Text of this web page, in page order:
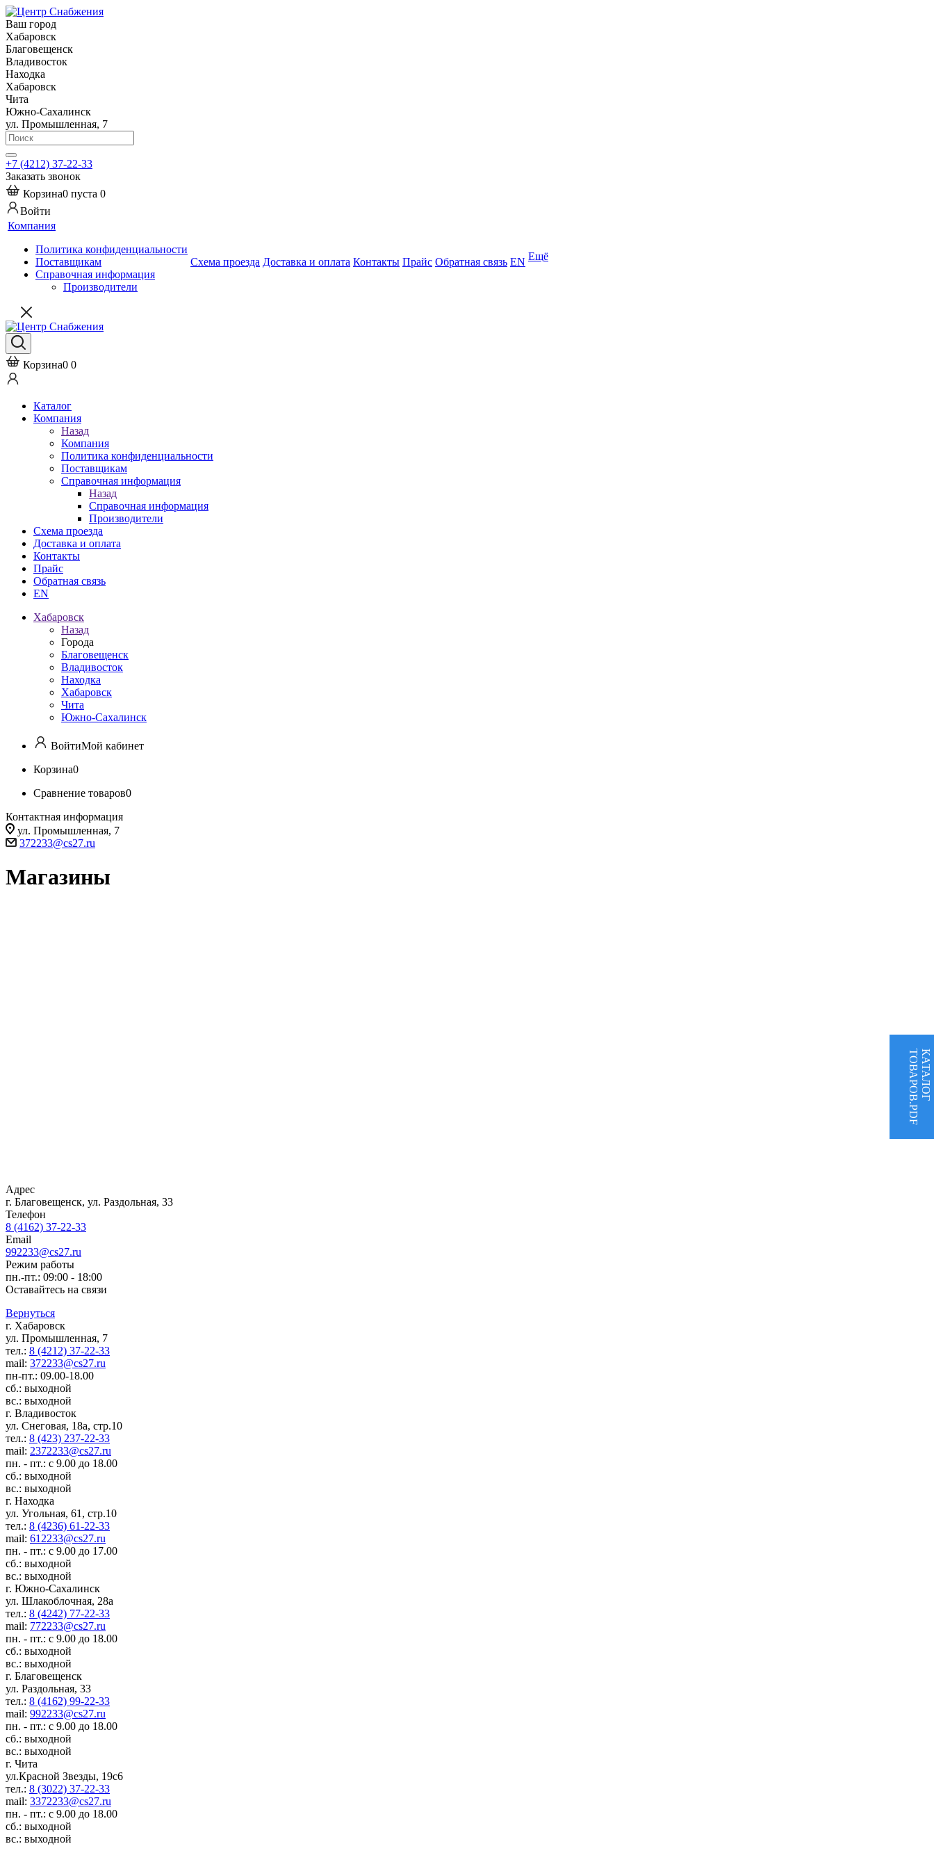
Ваш город
Хабаровск
Благовещенск
Владивосток
Находка
Хабаровск
Чита
Южно-Сахалинск
ул. Промышленная, 7
+7 (4212) 37-22-33
Заказать звонок
Корзина0 пуста 0
Войти
Компания
Политика конфиденциальности
Поставщикам
Справочная информация
Производители
Схема проезда Доставка и оплата Контакты Прайс Обратная связь EN Ещё
Корзина0 0
Каталог
Компания
Назад
Компания
Политика конфиденциальности
Поставщикам
Справочная информация
Назад
Справочная информация
Производители
Схема проезда
Доставка и оплата
Контакты
Прайс
Обратная связь
EN
Хабаровск
Назад
Города
Благовещенск
Владивосток
Находка
Хабаровск
Чита
Южно-Сахалинск
ВойтиМой кабинет
Корзина0
Сравнение товаров0
Контактная информация
ул. Промышленная, 7
372233@cs27.ru
Магазины
Адрес
г. Благовещенск, ул. Раздольная, 33
Телефон
8 (4162) 37-22-33
Email
992233@cs27.ru
Режим работы
пн.-пт.: 09:00 - 18:00
Оставайтесь на связи
Вернуться
г. Хабаровск
ул. Промышленная, 7
тел.: 8 (4212) 37-22-33
mail: 372233@cs27.ru
пн-пт.: 09.00-18.00
сб.: выходной
вс.: выходной
г. Владивосток
ул. Снеговая, 18а, стр.10
тел.: 8 (423) 237-22-33
mail: 2372233@cs27.ru
пн. - пт.: с 9.00 до 18.00
сб.: выходной
вс.: выходной
г. Находка
ул. Угольная, 61, стр.10
тел.: 8 (4236) 61-22-33
mail: 612233@cs27.ru
пн. - пт.: с 9.00 до 17.00
сб.: выходной
вс.: выходной
г. Южно-Сахалинск
ул. Шлакоблочная, 28а
тел.: 8 (4242) 77-22-33
mail: 772233@cs27.ru
пн. - пт.: с 9.00 до 18.00
сб.: выходной
вс.: выходной
г. Благовещенск
ул. Раздольная, 33
тел.: 8 (4162) 99-22-33
mail: 992233@cs27.ru
пн. - пт.: с 9.00 до 18.00
сб.: выходной
вс.: выходной
г. Чита
ул.Красной Звезды, 19с6
тел.: 8 (3022) 37-22-33
mail: 3372233@cs27.ru
пн. - пт.: с 9.00 до 18.00
сб.: выходной
вс.: выходной
КАТАЛОГ
ТОВАРОВ.PDF